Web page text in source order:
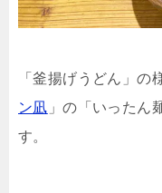
「釜揚げうどん」の
ン凪 」の「いったん
す。